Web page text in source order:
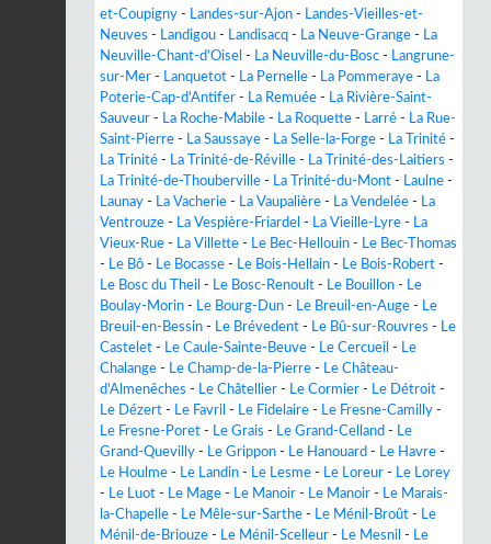
et-Coupigny - Landes-sur-Ajon - Landes-Vieilles-et-
Neuves - Landigou - Landisacq - La Neuve-Grange - La
Neuville-Chant-d'Oisel - La Neuville-du-Bosc - Langrune-
sur-Mer - Lanquetot - La Pernelle - La Pommeraye - La
Poterie-Cap-d'Antifer - La Remuée - La Rivière-Saint-
Sauveur - La Roche-Mabile - La Roquette - Larré - La Rue-
Saint-Pierre - La Saussaye - La Selle-la-Forge - La Trinité -
La Trinité - La Trinité-de-Réville - La Trinité-des-Laitiers -
La Trinité-de-Thouberville - La Trinité-du-Mont - Laulne -
Launay - La Vacherie - La Vaupalière - La Vendelée - La
Ventrouze - La Vespière-Friardel - La Vieille-Lyre - La
Vieux-Rue - La Villette - Le Bec-Hellouin - Le Bec-Thomas
- Le Bô - Le Bocasse - Le Bois-Hellain - Le Bois-Robert -
Le Bosc du Theil - Le Bosc-Renoult - Le Bouillon - Le
Boulay-Morin - Le Bourg-Dun - Le Breuil-en-Auge - Le
Breuil-en-Bessin - Le Brévedent - Le Bû-sur-Rouvres - Le
Castelet - Le Caule-Sainte-Beuve - Le Cercueil - Le
Chalange - Le Champ-de-la-Pierre - Le Château-
d'Almenêches - Le Châtellier - Le Cormier - Le Détroit -
Le Dézert - Le Favril - Le Fidelaire - Le Fresne-Camilly -
Le Fresne-Poret - Le Grais - Le Grand-Celland - Le
Grand-Quevilly - Le Grippon - Le Hanouard - Le Havre -
Le Houlme - Le Landin - Le Lesme - Le Loreur - Le Lorey
- Le Luot - Le Mage - Le Manoir - Le Manoir - Le Marais-
la-Chapelle - Le Mêle-sur-Sarthe - Le Ménil-Broût - Le
Ménil-de-Briouze - Le Ménil-Scelleur - Le Mesnil - Le